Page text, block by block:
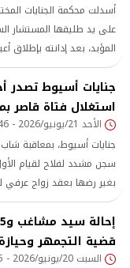
أسدلت محكمة الجنايات
على يد طليقها المستشار
المؤبد، بعد إدانته بإطلاق
السياحي بمدينة 6 أكتوبر، ما أسفر عن وفاتها في الحال.
جنايات أسيوط
استغلال فتاة قاصر
الأحد 21/يونيو/2026 - 03:46 م
سجن مشدد لفلاح لقيام
بغير رضها بعقد زواج عرفي
القوصية.
قضية التجمهر وحيازة
السبت 20/يونيو/2026 - 02:35 م